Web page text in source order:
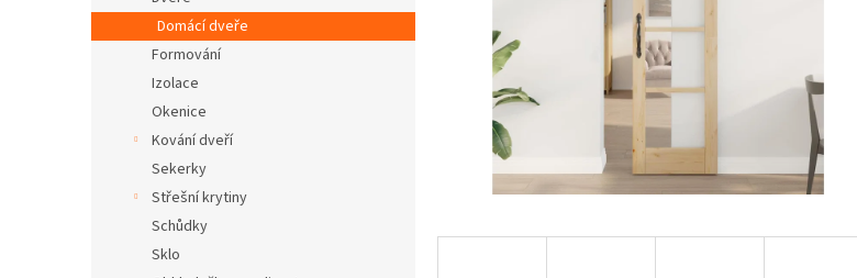
e
l
Domácí dveře
Formování
Izolace
Okenice
Kování dveří
Sekerky
Střešní krytiny
Schůdky
Sklo